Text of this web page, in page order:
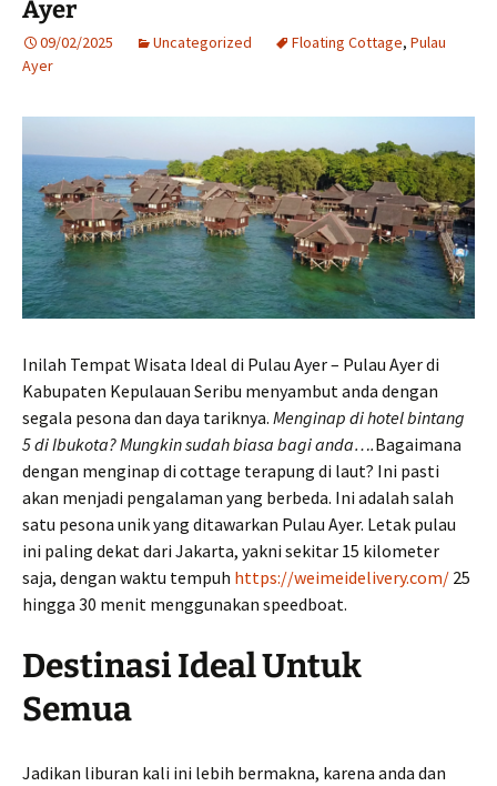
Ayer
09/02/2025 Uncategorized Floating Cottage, Pulau
Ayer
Inilah Tempat Wisata Ideal di Pulau Ayer – Pulau Ayer di
Kabupaten Kepulauan Seribu menyambut anda dengan
segala pesona dan daya tariknya. Menginap di hotel bintang
5 di Ibukota? Mungkin sudah biasa bagi anda….Bagaimana
dengan menginap di cottage terapung di laut? Ini pasti
akan menjadi pengalaman yang berbeda. Ini adalah salah
satu pesona unik yang ditawarkan Pulau Ayer. Letak pulau
ini paling dekat dari Jakarta, yakni sekitar 15 kilometer
saja, dengan waktu tempuh https://weimeidelivery.com/ 25
hingga 30 menit menggunakan speedboat.
Destinasi Ideal Untuk
Semua
Jadikan liburan kali ini lebih bermakna, karena anda dan